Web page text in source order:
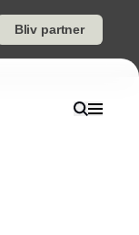
Bliv partner